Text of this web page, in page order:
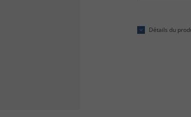
Détails du